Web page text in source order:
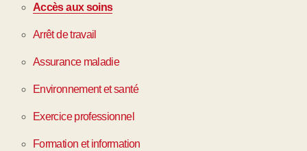
Accès aux soins
Arrêt de travail
Assurance maladie
Environnement et santé
Exercice professionnel
Formation et information